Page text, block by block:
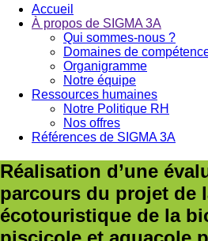
Navigation
principale
Accueil
À propos de SIGMA 3A
Qui sommes-nous ?
Domaines de
Organigramme
Notre équipe
Ressources humaines
Notre Politique RH
Nos offres
Références de SIGMA 3A
Réalisation d’une
parcours du projet de
écotouristique de la